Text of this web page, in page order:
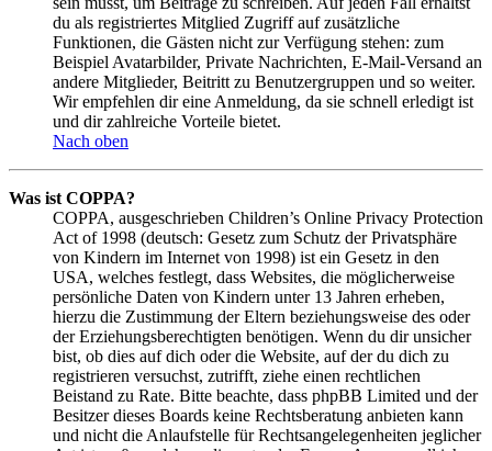
du als registriertes Mitglied Zugriff auf zusätzliche
Funktionen, die Gästen nicht zur Verfügung stehen: zum
Beispiel Avatarbilder, Private Nachrichten, E-Mail-Versand an
andere Mitglieder, Beitritt zu Benutzergruppen und so weiter.
Wir empfehlen dir eine Anmeldung, da sie schnell erledigt ist
und dir zahlreiche Vorteile bietet.
Nach oben
Was ist COPPA?
COPPA, ausgeschrieben Children’s Online Privacy Protection
Act of 1998 (deutsch: Gesetz zum Schutz der Privatsphäre
von Kindern im Internet von 1998) ist ein Gesetz in den
USA, welches festlegt, dass Websites, die möglicherweise
persönliche Daten von Kindern unter 13 Jahren erheben,
hierzu die Zustimmung der Eltern beziehungsweise des oder
der Erziehungsberechtigten benötigen. Wenn du dir unsicher
bist, ob dies auf dich oder die Website, auf der du dich zu
registrieren versuchst, zutrifft, ziehe einen rechtlichen
Beistand zu Rate. Bitte beachte, dass phpBB Limited und der
Besitzer dieses Boards keine Rechtsberatung anbieten kann
und nicht die Anlaufstelle für Rechtsangelegenheiten jeglicher